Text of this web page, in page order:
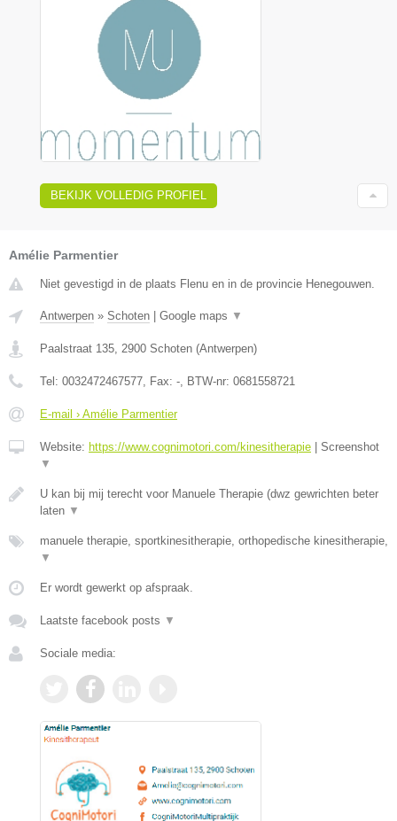
BEKIJK VOLLEDIG PROFIEL
Amélie Parmentier
Niet gevestigd in de plaats Flenu en in de provincie Henegouwen.
Antwerpen » Schoten Google maps ▼
Paalstraat 135, 2900 Schoten (Antwerpen)
Tel: 0032472467577, Fax: -, BTW-nr: 0681558721
E-mail › Amélie Parmentier
Website: https://www.cognimotori.com/kinesitherapie
Screenshot
▼
U kan bij mij terecht voor Manuele Therapie (dwz gewrichten beter
laten ▼
manuele therapie, sportkinesitherapie, orthopedische kinesitherapie,
▼
Er wordt gewerkt op afspraak.
Laatste facebook posts ▼
Sociale media: